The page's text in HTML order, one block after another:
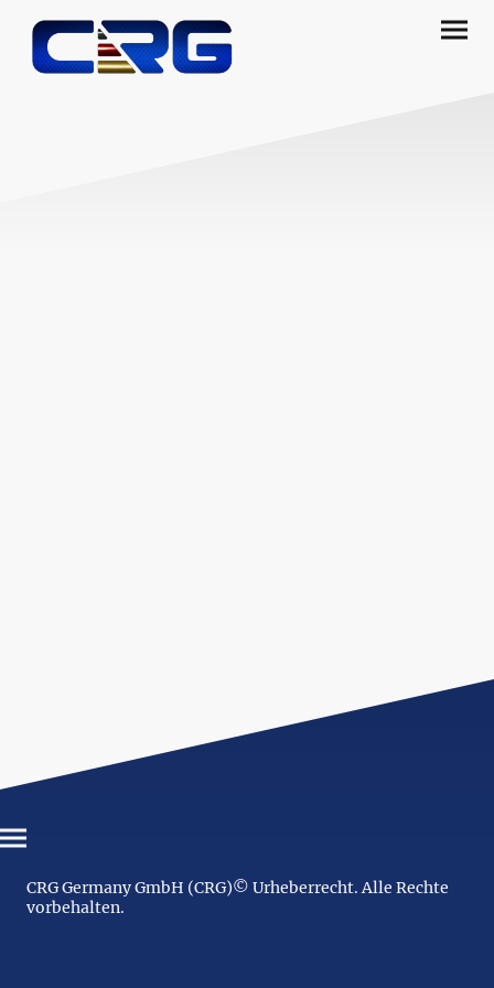
CRG Germany GmbH (CRG)© Urheberrecht. Alle Rechte
vorbehalten.